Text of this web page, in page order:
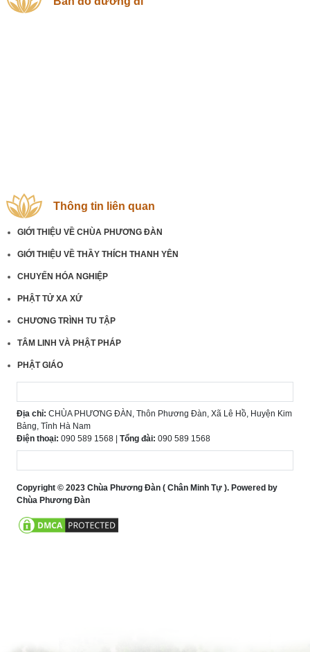
Thông tin liên quan
GIỚI THIỆU VỀ CHÙA PHƯƠNG ĐÀN
GIỚI THIỆU VỀ THẦY THÍCH THANH YÊN
CHUYẾN HÓA NGHIỆP
PHẬT TỬ XA XỨ
CHƯƠNG TRÌNH TU TẬP
TÂM LINH VÀ PHẬT PHÁP
PHẬT GIÁO
Địa chỉ: CHÙA PHƯƠNG ĐÀN, Thôn Phương Đàn, Xã Lê Hồ, Huyện Kim
Bảng, Tỉnh Hà Nam
Điện thoại: 090 589 1568 | Tổng đài: 090 589 1568
Copyright © 2023 Chùa Phương Đàn ( Chân Minh Tự ). Powered by
Chùa Phương Đàn